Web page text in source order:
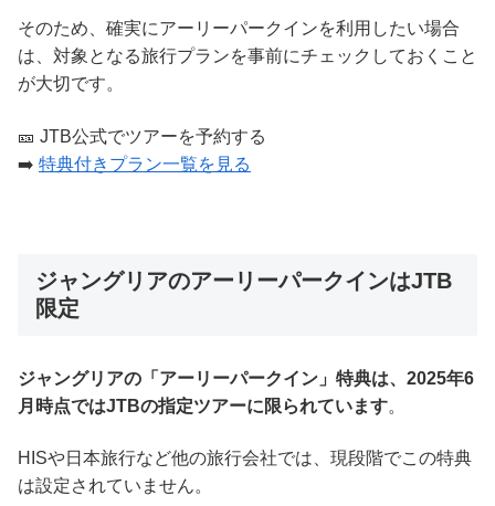
そのため、確実にアーリーパークインを利用したい場合
は、対象となる旅行プランを事前にチェックしておくこと
が大切です。
🎫 JTB公式でツアーを予約する
➡️ 特典付きプラン一覧を見る
ジャングリアのアーリーパークインはJTB
限定
ジャングリアの「アーリーパークイン」特典は、2025年6
月時点ではJTBの指定ツアーに限られています。
HISや日本旅行など他の旅行会社では、現段階でこの特典
は設定されていません。